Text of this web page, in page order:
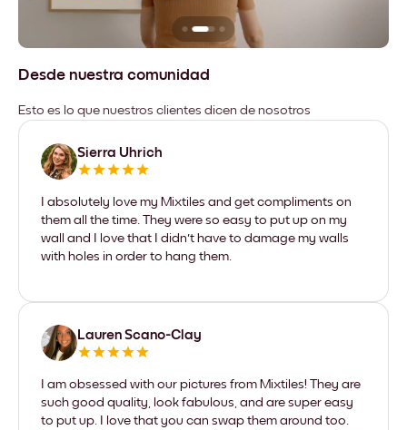
Desde nuestra comunidad
Esto es lo que nuestros clientes dicen de nosotros
Sierra Uhrich
I absolutely love my Mixtiles and get compliments on
them all the time. They were so easy to put up on my
wall and I love that I didn't have to damage my walls
with holes in order to hang them.
Lauren Scano-Clay
I am obsessed with our pictures from Mixtiles! They are
such good quality, look fabulous, and are super easy
to put up. I love that you can swap them around too.